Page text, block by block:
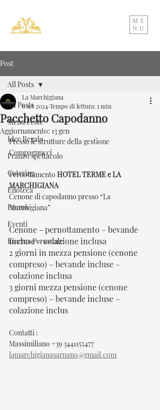
ME
NU
Post
All Posts
Menu Feste
Idee Regalo
Pranzo spettacolo
Catering
Enoteca
Promo
Eventi
Ricerca Personale
All Posts
Pacchetto Capodanno
La Marchigiana
6 set 2024Tempo di lettura: 1 min
Aggiornamento: 13 gen
Presso le strutture della gestione
Compagnucci
Pernottamento HOTEL TERME e LA
MARCHIGIANA
Cenone di capodanno presso “La
Marchigiana”
Cenone - pernottamento – bevande
incluse – colazione inclusa
2 giorni in mezza pensione (cenone
compreso) – bevande incluse –
colazione inclusa
3 giorni mezza pensione (cenone
compreso) – bevande incluse –
colazione inclus
Contatti :
Massimiliano +39 3441155477
lamarchigianasarnano@gmail.com